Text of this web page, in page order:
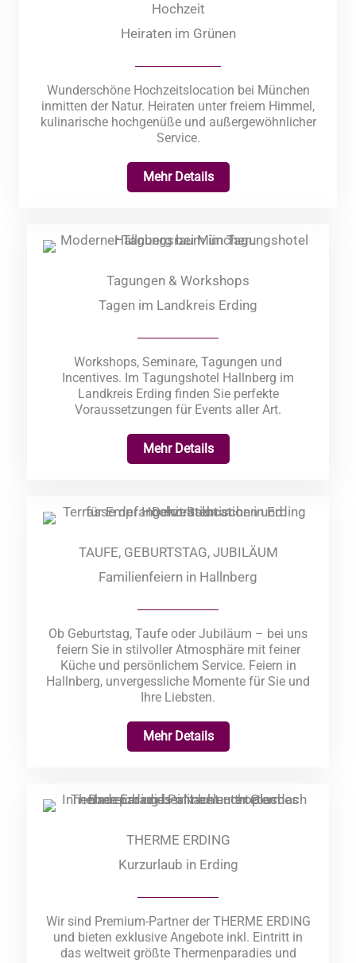
Hochzeit
Heiraten im Grünen
Wunderschöne Hochzeitslocation bei München
inmitten der Natur. Heiraten unter freiem Himmel,
kulinarische hochgenüße und außergewöhnlicher
Service.
Mehr Details
Tagungen & Workshops
Tagen im Landkreis Erding
Workshops, Seminare, Tagungen und
Incentives. Im Tagungshotel Hallnberg im
Landkreis Erding finden Sie perfekte
Voraussetzungen für Events aller Art.
Mehr Details
TAUFE, GEBURTSTAG, JUBILÄUM
Familienfeiern in Hallnberg
Ob Geburtstag, Taufe oder Jubiläum – bei uns
feiern Sie in stilvoller Atmosphäre mit feiner
Küche und persönlichem Service. Feiern in
Hallnberg, unvergessliche Momente für Sie und
Ihre Liebsten.
Mehr Details
THERME ERDING
Kurzurlaub in Erding
Wir sind Premium-Partner der THERME ERDING
und bieten exklusive Angebote inkl. Eintritt in
das weltweit größte Thermenparadies und